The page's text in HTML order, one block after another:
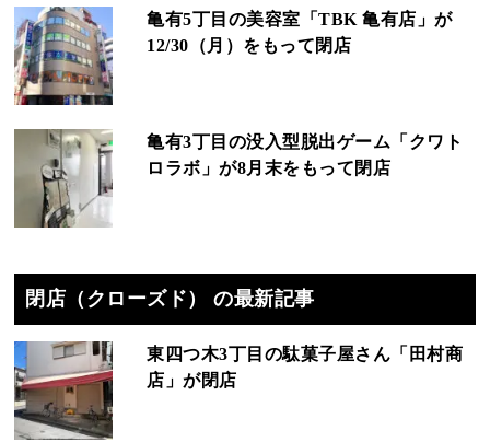
亀有5丁目の美容室「TBK 亀有店」が
12/30（月）をもって閉店
亀有3丁目の没入型脱出ゲーム「クワト
ロラボ」が8月末をもって閉店
閉店（クローズド） の最新記事
東四つ木3丁目の駄菓子屋さん「田村商
店」が閉店